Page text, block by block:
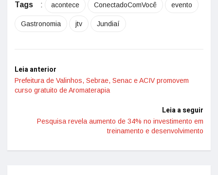
Tags : acontece ConectadoComVocê evento
Gastronomia jtv Jundiaí
Leia anterior
Prefeitura de Valinhos, Sebrae, Senac e ACIV promovem
curso gratuito de Aromaterapia
Leia a seguir
Pesquisa revela aumento de 34% no investimento em
treinamento e desenvolvimento